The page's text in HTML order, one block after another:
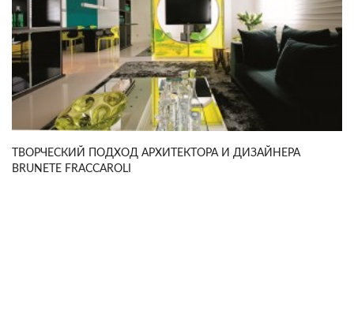
ТВОРЧЕСКИЙ ПОДХОД АРХИТЕКТОРА И ДИЗАЙНЕРА
BRUNETE FRACCAROLI